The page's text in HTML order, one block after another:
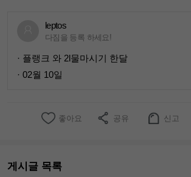
leptos
다짐을 등록 하세요!
· 플랭크 와 2l물마시기 한달
· 02월 10일
좋아요 공유 신고
게시글 목록